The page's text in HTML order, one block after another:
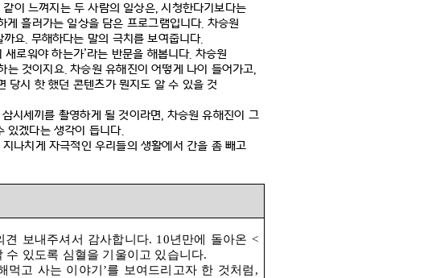
이 느껴지는 두 사람의 일상은,시청한다기보다는
게 흘러가는 일상을 담은 프로그램입니다. 차승원
까요 무해하다는 말의 극치를 보여줍니다.
새로워야 하는가’라는 반문을 해봅니다. 차승원
는 것이지요.차승원 유해진이 어떻게 나이 들어가고,
당시 핫 했던 콘텐츠가 뭔지도 알 수 있을 것
시세끼를 촬영하게 될 것이라면, 차승원 유해진이 그
있겠다는 생각이 듭니다.
지나치게 자극적인 우리들의 생활에서 간을 좀 빼고
보내주셔서 감사합니다. 10년만에 돌아온 <
수 있도록 심혈을 기울이고 있습니다.
먹고 사는 이야기 ’를 보여드리고자 한 것처럼 ,